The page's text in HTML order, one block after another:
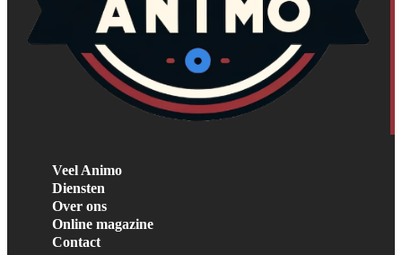
Veel Animo
Diensten
Over ons
Online magazine
Contact